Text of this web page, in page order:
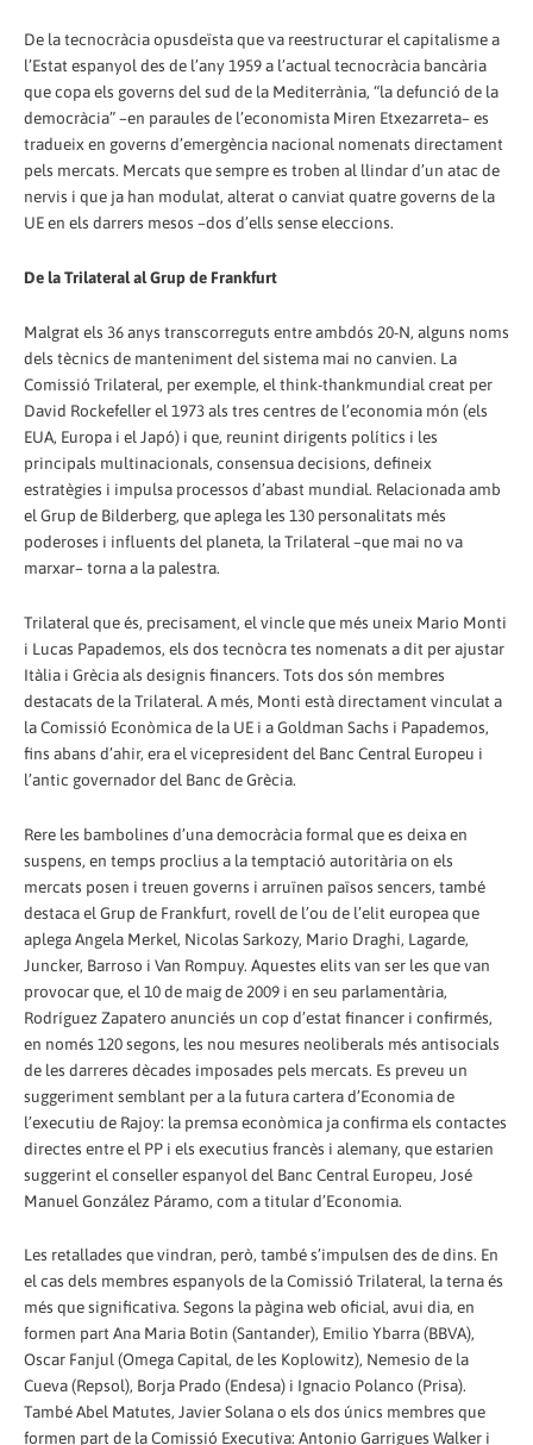
De la tecnocràcia opusdeïsta que va reestructurar el capitalisme a
l’Estat espanyol des de l’any 1959 a l’actual tecnocràcia bancària
que copa els governs del sud de la Mediterrània, “la defunció de la
democràcia” –en paraules de l’economista Miren Etxezarreta– es
tradueix en governs d’emergència nacional nomenats directament
pels mercats. Mercats que sempre es troben al llindar d’un atac de
nervis i que ja han modulat, alterat o canviat quatre governs de la
UE en els darrers mesos –dos d’ells sense eleccions.
De la Trilateral al Grup de Frankfurt
Malgrat els 36 anys transcorreguts entre ambdós 20-N, alguns noms
dels tècnics de manteniment del sistema mai no canvien. La
Comissió Trilateral, per exemple, el think-thankmundial creat per
David Rockefeller el 1973 als tres centres de l’economia món (els
EUA, Europa i el Japó) i que, reunint dirigents polítics i les
principals multinacionals, consensua decisions, defineix
estratègies i impulsa processos d’abast mundial. Relacionada amb
el Grup de Bilderberg, que aplega les 130 personalitats més
poderoses i influents del planeta, la Trilateral –que mai no va
marxar– torna a la palestra.
Trilateral que és, precisament, el vincle que més uneix Mario Monti
i Lucas Papademos, els dos tecnòcra tes nomenats a dit per ajustar
Itàlia i Grècia als designis financers. Tots dos són membres
destacats de la Trilateral. A més, Monti està directament vinculat a
la Comissió Econòmica de la UE i a Goldman Sachs i Papademos,
fins abans d’ahir, era el vicepresident del Banc Central Europeu i
l’antic governador del Banc de Grècia.
Rere les bambolines d’una democràcia formal que es deixa en
suspens, en temps proclius a la temptació autoritària on els
mercats posen i treuen governs i arruïnen països sencers, també
destaca el Grup de Frankfurt, rovell de l’ou de l’elit europea que
aplega Angela Merkel, Nicolas Sarkozy, Mario Draghi, Lagarde,
Juncker, Barroso i Van Rompuy. Aquestes elits van ser les que van
provocar que, el 10 de maig de 2009 i en seu parlamentària,
Rodríguez Zapatero anunciés un cop d’estat financer i confirmés,
en només 120 segons, les nou mesures neoliberals més antisocials
de les darreres dècades imposades pels mercats. Es preveu un
suggeriment semblant per a la futura cartera d’Economia de
l’executiu de Rajoy: la premsa econòmica ja confirma els contactes
directes entre el PP i els executius francès i alemany, que estarien
suggerint el conseller espanyol del Banc Central Europeu, José
Manuel González Páramo, com a titular d’Economia.
Les retallades que vindran, però, també s’impulsen des de dins. En
el cas dels membres espanyols de la Comissió Trilateral, la terna és
més que significativa. Segons la pàgina web oficial, avui dia, en
formen part Ana Maria Botin (Santander), Emilio Ybarra (BBVA),
Oscar Fanjul (Omega Capital, de les Koplowitz), Nemesio de la
Cueva (Repsol), Borja Prado (Endesa) i Ignacio Polanco (Prisa).
També Abel Matutes, Javier Solana o els dos únics membres que
formen part de la Comissió Executiva: Antonio Garrigues Walker i